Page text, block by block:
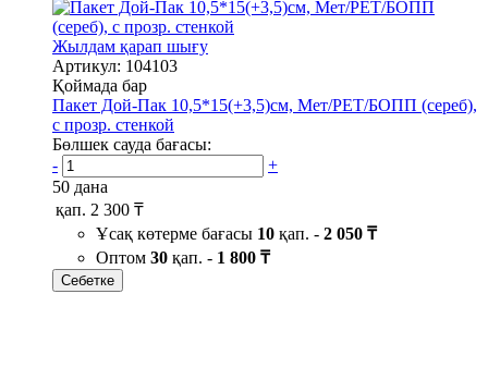
Жылдам қарап шығу
Артикул: 104103
Қоймада бар
Пакет Дой-Пак 10,5*15(+3,5)см, Мет/PET/БОПП (сереб),
с прозр. стенкой
Бөлшек сауда бағасы:
-
+
50 дана
қап. 2 300 ₸
Ұсақ көтерме бағасы 10 қап. - 2 050 ₸
Оптом 30 қап. - 1 800 ₸
Себетке